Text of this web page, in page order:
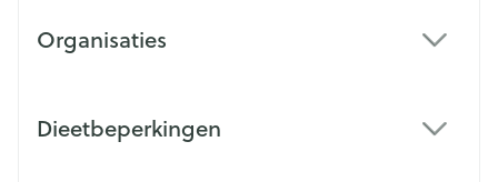
Organisaties
Dieetbeperkingen